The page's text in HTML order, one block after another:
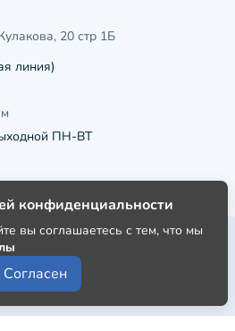
20 стр 1Б
линия)
ПН-ВТ
конфиденциальности
вы соглашаетесь с тем, что мы
Согласен